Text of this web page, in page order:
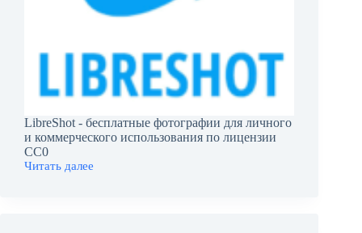
LibreShot - бесплатные фотографии для личного
и коммерческого использования по лицензии
CC0
Читать далее
LibreShot